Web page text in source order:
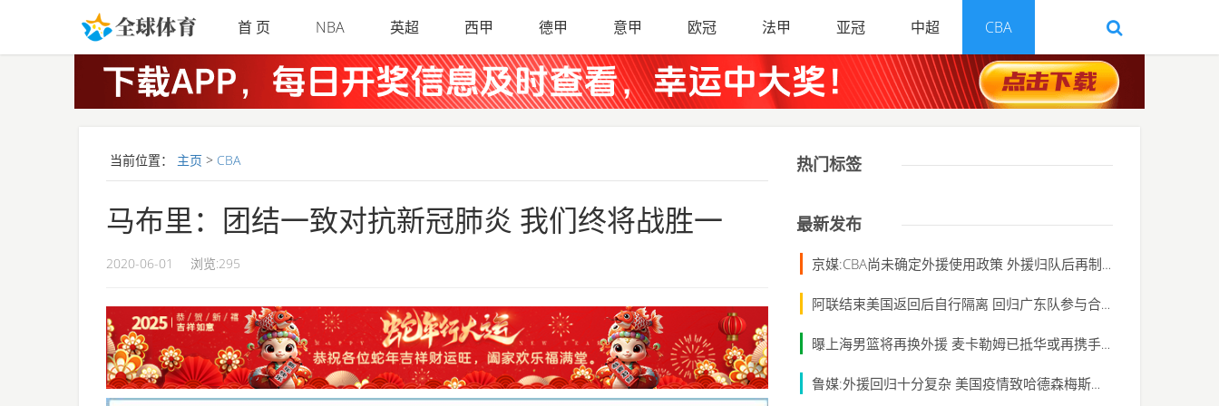
首 页 NBA 英超 西甲 德甲 意甲 欧冠 法甲 亚冠 中超 CBA
当前位置： 主页 > CBA
马布里：团结一致对抗新冠肺炎 我们终将战胜一
2020-06-01 浏览:295
热门标签
最新发布
京媒:CBA尚未确定外援使用政策 外援归队后再制定
阿联结束美国返回后自行隔离 回归广东队参与合
(2020-06-01)
曝上海男篮将再换外援 麦卡勒姆已抵华或再携手
(2020-06-01)
鲁媒:外援回归十分复杂 美国疫情致哈德森梅斯归